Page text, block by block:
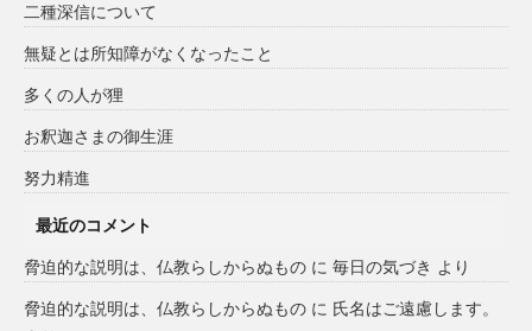
二種深信について
無疑とは所知障がなくなったこと
多くの人が狸
お釈迦さまの御生涯
努力精進
最近のコメント
脅迫的な説明は、仏教らしからぬもの に 毎日の気づき より
脅迫的な説明は、仏教らしからぬもの に 氏名はご遠慮します。